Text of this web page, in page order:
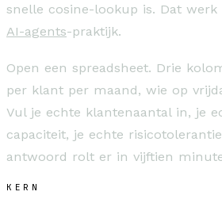
snelle cosine-lookup is. Dat
AI-agents-praktijk.
Open een spreadsheet. Drie
per klant per maand, wie op
Vul je echte klantenaantal in, je
capaciteit, je echte
antwoord rolt er in vijftien
KERN